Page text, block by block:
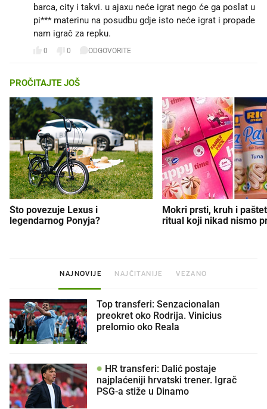
barca, city i takvi. u ajaxu neće igrat nego će ga poslat u
pi*** materinu na posudbu gdje isto neće igrat i propade
nam igrač za repku.
0 0 ODGOVORITE
PROČITAJTE JOŠ
Što povezuje Lexus i
legendarnog Ponyja?
Mokri prsti, kruh i
ritual koji nikad nismo
NAJNOVIJE NAJČITANIJE VEZANO
Top transferi: Senzacionalan
preokret oko Rodrija. Vinicius
prelomio oko Reala
HR transferi: Dalić postaje
najplaćeniji hrvatski trener. Igrač
PSG-a stiže u Dinamo